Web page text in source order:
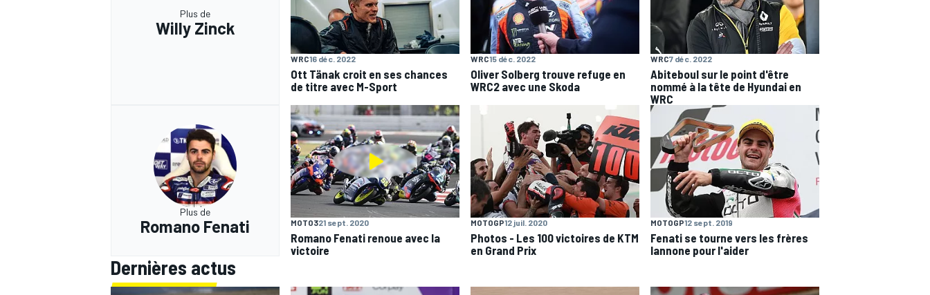
Plus de
Willy Zinck
WRC16 déc. 2022
Ott Tänak croit en ses chances
de titre avec M-Sport
WRC15 déc. 2022
Oliver Solberg trouve refuge en
WRC2 avec une Skoda
WRC7 déc. 2022
Abiteboul sur le point d'être
nommé à la tête de Hyundai en
WRC
Plus de
Romano Fenati MOTO321 sept. 2020
Romano Fenati renoue avec la
victoire
MOTOGP12 juil. 2020
Photos - Les 100 victoires de KTM
en Grand Prix
MOTOGP12 sept. 2019
Fenati se tourne vers les frères
Iannone pour l'aider
Dernières actus